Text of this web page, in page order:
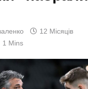
12 Місяців
1 Mins